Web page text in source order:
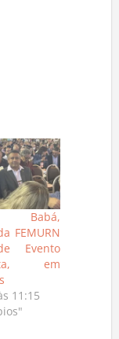
Babá,
FEMURN
Evento
em
11:15